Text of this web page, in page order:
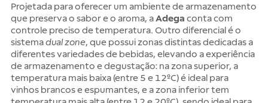
Projetada para oferecer um ambiente de armazenamento
que preserva o sabor e o aroma, aAdega conta com
controle preciso de temperatura. Outro diferencial é o
sistemadual zone, que possui zonas distintas dedicadas a
diferentes variedades de bebidas, elevando a experiência
de armazenamento e degustação: na zona superior, a
temperatura mais baixa (entre 5 e 12ºC) é ideal para
vinhos brancos e espumantes, e a zona inferior tem